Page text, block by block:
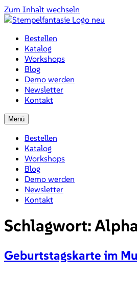
Zum Inhalt wechseln
Bestellen
Katalog
Workshops
Blog
Demo werden
Newsletter
Kontakt
Menü
Bestellen
Katalog
Workshops
Blog
Demo werden
Newsletter
Kontakt
Schlagwort:
Geburtstagskarte im